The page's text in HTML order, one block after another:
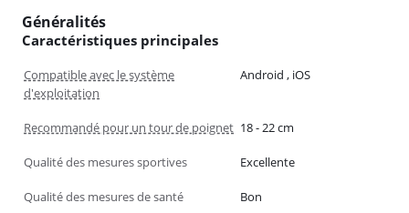
Généralités
Caractéristiques principales
Compatible avec le système
d'exploitation
Android , iOS
Recommandé pour un tour de poignet 18 - 22 cm
Qualité des mesures sportives Excellente
Qualité des mesures de santé Bon